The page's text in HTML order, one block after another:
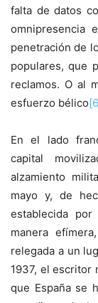
falta de datos
omnipresencia
penetración de
populares, que
reclamos. O al
esfuerzo bélico
En el lado
capital
alzamiento
mayo y, de
establecida
manera
relegada a un
1937, el escritor
que España se